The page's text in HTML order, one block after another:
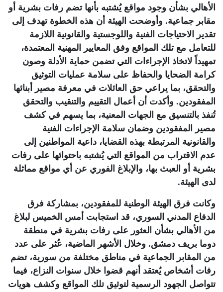
الأهالي بشأن وجود مواقع يُشتبه بأنها تضم رفات بشرية أو
مقابر جماعية. وأوضحت الهيئة أن هذه الخطوة تهدف إلى
تقدير الاحتياجات الفنية واللوجستية والقانونية اللازمة
للتعامل مع تلك المواقع وفق المعايير المهنية المعتمدة،
تمهيداً لاتخاذ الإجراءات التي تضمن حماية الأدلة وصون
كرامة الضحايا والحفاظ على سلامة عمليات التوثيق
والتحقق، بما يراعي حق العائلات في معرفة مصير أبنائها
المفقودين. وأكدت أن أعمال التقييم والتنقيب والتحقق
تُنفذ بالتنسيق مع الجهات المعنية، بما يسهم في كشف
مصير المفقودين وضمان سلامة الإجراءات الفنية
والقانونية المرتبطة بهذه القضايا، داعية المواطنين إلى
عدم الاقتراب من المواقع التي يُشتبه باحتوائها على رفات
بشرية أو العبث بها، والإبلاغ الفوري عن أي مواقع مماثلة
لدى الهيئة.
وكانت فرق الهيئة الوطنية للمفقودين، بمشاركة فرق
الدفاع المدني السوري، قد استجابت أمس الخميس لبلاغ
من الأهالي بشأن العثور على رفات بشرية في منطقة
دوما بريف دمشق. وخلال الأشهر الماضية، عُثر على عدد
من المقابر الجماعية في مناطق مختلفة من سورية، تضم
رفات أشخاص يُعتقد أنهم قضوا خلال سنوات النزاع، فيما
تتواصل الجهود الرسمية لتوثيق تلك المواقع وكشف هويات